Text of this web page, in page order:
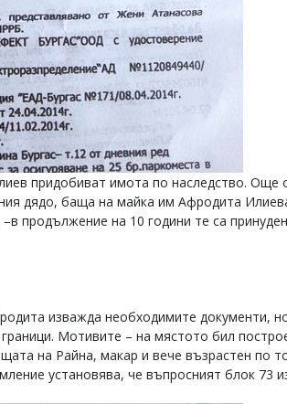
придобиват имота по наследство. Още
дядо, баща на майка им Афродита
продължение на 10 години те са
изважда необходимите документи,
Мотивите – на мястото бил
на Райна, макар и вече възрастен по
установява, че въпросният блок 73